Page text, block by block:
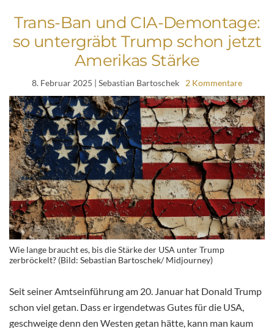
Trans-Ban und CIA-Demontage:
so untergräbt Trump schon jetzt
Amerikas Stärke
8. Februar 2025 | Sebastian Bartoschek 2 Kommentare
Wie lange braucht es, bis die Stärke der USA unter Trump
zerbröckelt? (Bild: Sebastian Bartoschek/ Midjourney)
Seit seiner Amtseinführung am 20. Januar hat Donald Trump
schon viel getan. Dass er irgendetwas Gutes für die USA,
geschweige denn den Westen getan hätte, kann man kaum